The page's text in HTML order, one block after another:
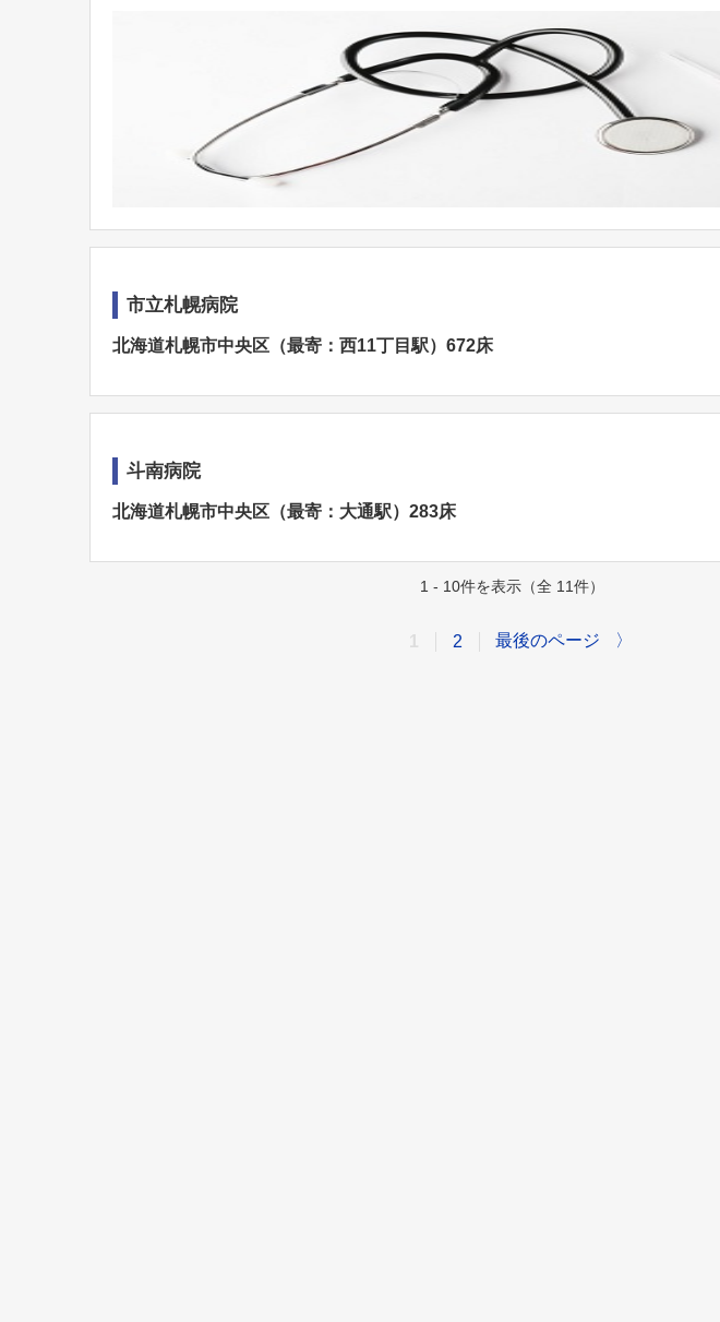
市立札幌病院
北海道札幌市中央区（最寄：西11丁目駅）672床
斗南病院
北海道札幌市中央区（最寄：大通駅）283床
1 - 10件を表示（全 11件）
2 最後のページ 〉